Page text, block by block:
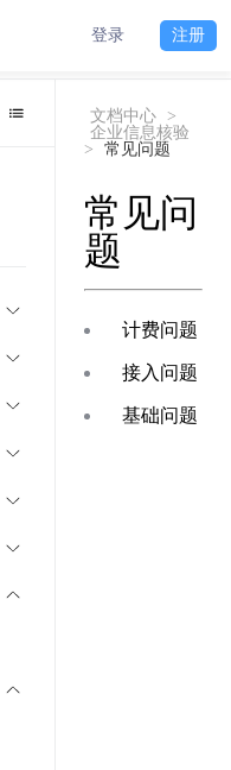
登录 注册
文档中心
>
企业信息核验
>
常见问题
常见问
题
计费问题
接入问题
基础问题